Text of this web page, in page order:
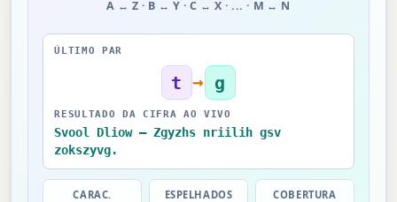
A ↔ Z · B ↔ Y · C ↔ X · ... · M ↔ N
ÚLTIMO PAR
t → g
RESULTADO DA CIFRA AO VIVO
Svool Dliow — Zgyzhs nriilih gsv
zokszyvg.
CARAC. ESPELHADOS COBERTURA